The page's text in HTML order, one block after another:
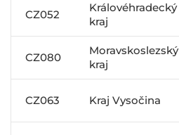
CZ052
Královéhradecký
kraj
CZ080
Moravskoslezský
kraj
CZ063 Kraj Vysočina